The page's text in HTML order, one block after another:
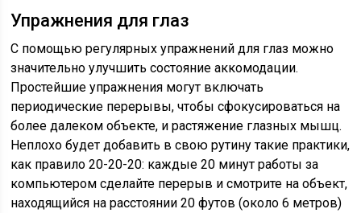
Упражнения для глаз
С помощью регулярных упражнений для глаз можно
значительно улучшить состояние аккомодации.
Простейшие упражнения могут включать
периодические перерывы, чтобы сфокусироваться на
более далеком объекте, и растяжение глазных мышц.
Неплохо будет добавить в свою рутину такие практики,
как правило 20-20-20: каждые 20 минут работы за
компьютером сделайте перерыв и смотрите на объект,
находящийся на расстоянии 20 футов (около 6 метров)